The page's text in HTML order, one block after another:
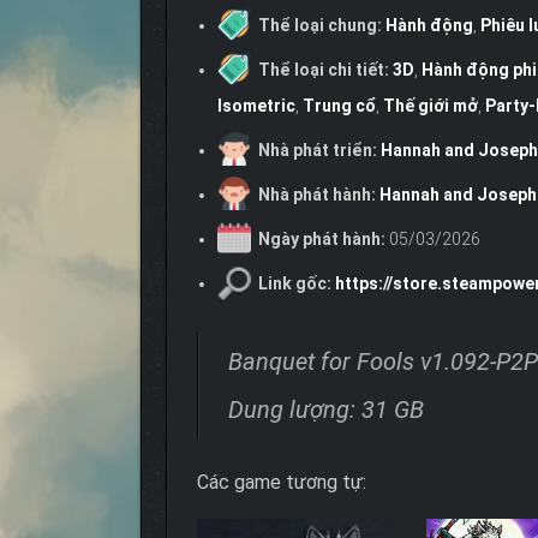
Thể loại chung: Hành động Phiêu
Thể loại chi tiết: 3D
Hành động
Isometric, Trung cổ Thế giới mở, Party-
Nhà phát triển: Hannah and
Nhà phát hành: Hannah and
Ngày phát hành: 05/03/2026
Link gốc: https://
Banquet for Fools v1.092-P2P
Dung lượng: 31 GB
Các game tương tự: